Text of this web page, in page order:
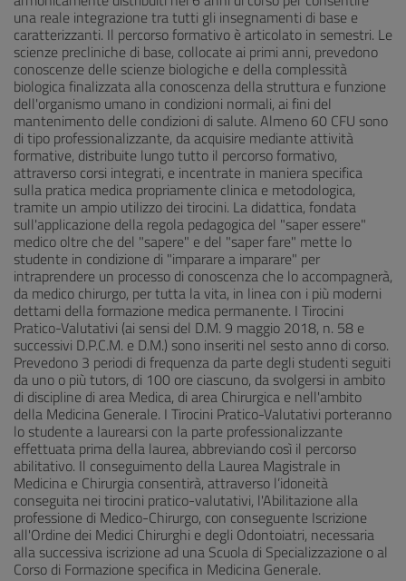
una reale integrazione tra tutti gli insegnamenti di base e
caratterizzanti. Il percorso formativo è articolato in semestri. Le
scienze precliniche di base, collocate ai primi anni, prevedono
conoscenze delle scienze biologiche e della complessità
biologica finalizzata alla conoscenza della struttura e funzione
dell'organismo umano in condizioni normali, ai fini del
mantenimento delle condizioni di salute. Almeno 60 CFU sono
di tipo professionalizzante, da acquisire mediante attività
formative, distribuite lungo tutto il percorso formativo,
attraverso corsi integrati, e incentrate in maniera specifica
sulla pratica medica propriamente clinica e metodologica,
tramite un ampio utilizzo dei tirocini. La didattica, fondata
sull'applicazione della regola pedagogica del "saper essere"
medico oltre che del "sapere" e del "saper fare" mette lo
studente in condizione di "imparare a imparare" per
intraprendere un processo di conoscenza che lo accompagnerà,
da medico chirurgo, per tutta la vita, in linea con i più moderni
dettami della formazione medica permanente. I Tirocini
Pratico-Valutativi (ai sensi del D.M. 9 maggio 2018, n. 58 e
successivi D.P.C.M. e D.M.) sono inseriti nel sesto anno di corso.
Prevedono 3 periodi di frequenza da parte degli studenti seguiti
da uno o più tutors, di 100 ore ciascuno, da svolgersi in ambito
di discipline di area Medica, di area Chirurgica e nell'ambito
della Medicina Generale. I Tirocini Pratico-Valutativi porteranno
lo studente a laurearsi con la parte professionalizzante
effettuata prima della laurea, abbreviando così il percorso
abilitativo. Il conseguimento della Laurea Magistrale in
Medicina e Chirurgia consentirà, attraverso l’idoneità
conseguita nei tirocini pratico-valutativi, l'Abilitazione alla
professione di Medico-Chirurgo, con conseguente Iscrizione
all'Ordine dei Medici Chirurghi e degli Odontoiatri, necessaria
alla successiva iscrizione ad una Scuola di Specializzazione o al
Corso di Formazione specifica in Medicina Generale.